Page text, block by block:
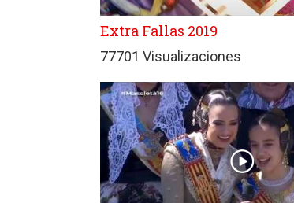
Extra Fallas 2019
77701 Visualizaciones